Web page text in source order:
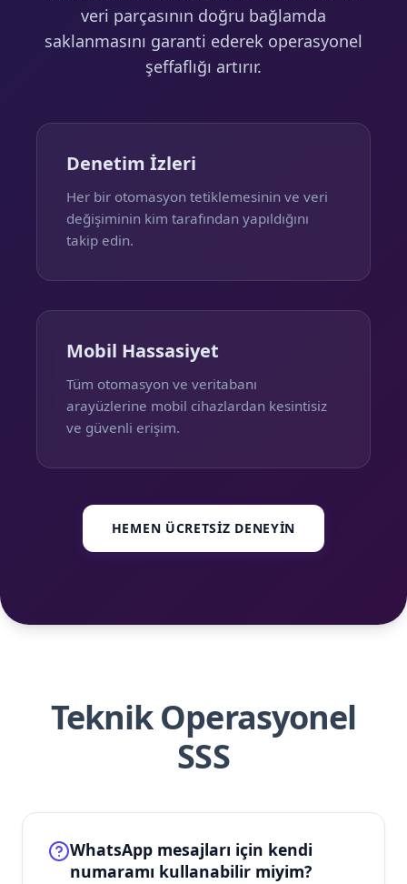
veri parçasının doğru bağlamda
saklanmasını garanti ederek operasyonel
şeffaflığı artırır.
Denetim İzleri
Her bir otomasyon tetiklemesinin ve veri
değişiminin kim tarafından yapıldığını
takip edin.
Mobil Hassasiyet
Tüm otomasyon ve veritabanı
arayüzlerine mobil cihazlardan kesintisiz
ve güvenli erişim.
HEMEN ÜCRETSIZ DENEYIN
Teknik Operasyonel
SSS
WhatsApp mesajları için kendi
numaramı kullanabilir miyim?